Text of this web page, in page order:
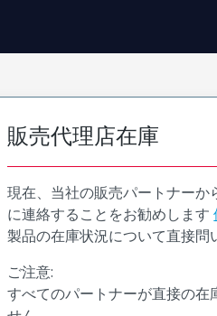
販売代理店在庫
現在、当社の販売パートナーか
に連絡することをお勧めします
製品の在庫状況について直接問
ご注意:
すべてのパートナーが直接の在